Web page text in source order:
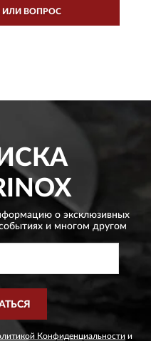
ИЛИ ВОПРОС
о эксклюзивных
и многом другом
Конфиденциальности и